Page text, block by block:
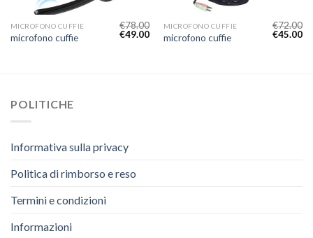
MICROFONO CUFFIE
microfono cuffie
€78.00
€49.00
MICROFONO CUFFIE
microfono cuffie
€72.00
€45.00
POLITICHE
Informativa sulla privacy
Politica di rimborso e reso
Termini e condizioni
Informazioni